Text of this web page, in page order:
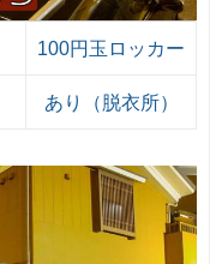
100円玉ロッカー
あり（脱衣所）